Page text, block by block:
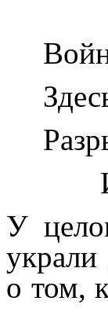
И
У
украли
о том,